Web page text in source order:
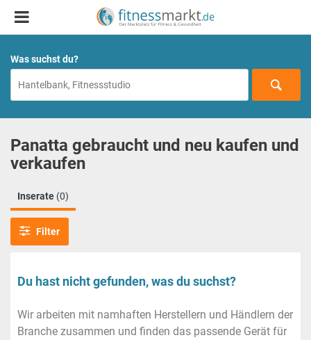
Was suchst du?
Panatta gebraucht und neu kaufen und
verkaufen
Inserate (0)
Filter
Du hast nicht gefunden, was du suchst?
Wir arbeiten mit namhaften Herstellern und Händlern der
Branche zusammen und finden das passende Gerät für